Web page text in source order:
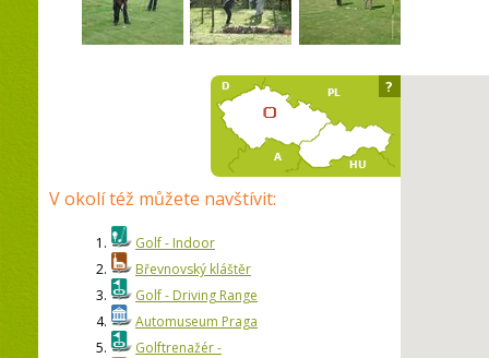
V okolí též můžete navštívit:
1.
Golf - Indoor
2.
Břevnovský kláštěr
3.
Golf - Driving Range
4.
Automuseum Praga
5.
Golftrenažér -
?